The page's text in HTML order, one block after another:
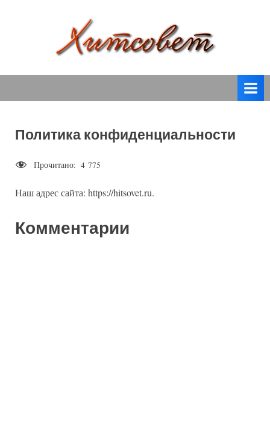
т
о
т
спицами,
крючком,
вязаные
модели
и
Политика конфиденциальности
Прочитано: 4 775
Наш адрес сайта: https://hitsovet.ru.
Комментарии